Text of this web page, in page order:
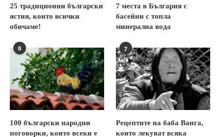
25 традиционни български
ястия, които всички
обичаме!
7 места в България с
басейни с топла
минерална вода
6
100 български народни
поговорки, които всеки е
7
Рецептите на баба Ванга,
които лекуват всяка